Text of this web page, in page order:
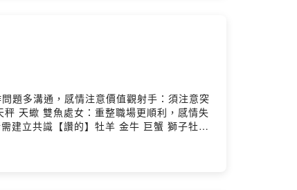
題多溝通，感情注意價值觀射手：須注意突
天蠍 雙魚處女：重整職場更順利，感情失
建立共識【讚的】牡羊 金牛 巨蟹 獅子牡